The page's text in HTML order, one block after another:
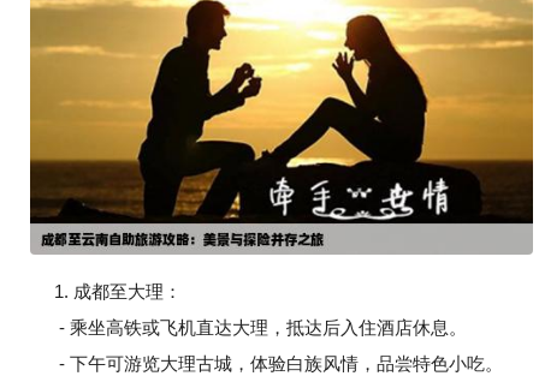
1. 成都至大理：
- 乘坐高铁或飞机直达大理，抵达后入住酒店休息。
- 下午可游览大理古城，体验白族风情，品尝特色小吃。